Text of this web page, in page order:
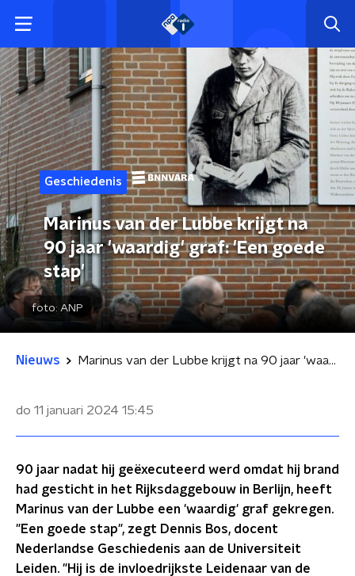
Geschiedenis
Marinus van der Lubbe krijgt na
90 jaar 'waardig' graf: 'Een goede
stap'
foto: ANP
Nieuws Marinus van der Lubbe krijgt na 90 jaar 'waardig' graf: 'Een goede stap'
do 11 januari 2024 15:45
90 jaar nadat hij geëxecuteerd werd omdat hij brand
had gesticht in het Rijksdaggebouw in Berlijn, heeft
Marinus van der Lubbe een 'waardig' graf gekregen.
"Een goede stap", zegt Dennis Bos, docent
Nederlandse Geschiedenis aan de Universiteit
Leiden. "Hij is de invloedrijkste Leidenaar van de